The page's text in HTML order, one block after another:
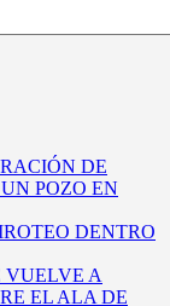
DE
POZO EN
DENTRO
VUELVE A
EL ALA DE